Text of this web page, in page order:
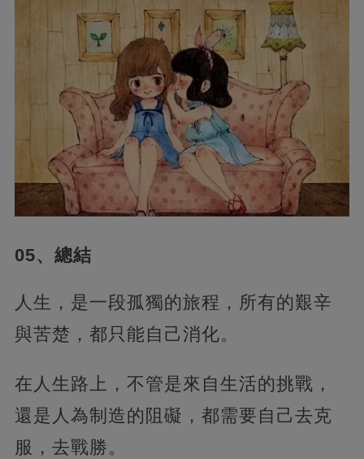
05、總結
人生，是一段孤獨的旅程，所有的艱辛
與苦楚，都只能自己消化。
在人生路上，不管是來自生活的挑戰，
還是人為制造的阻礙，都需要自己去克
服，去戰勝。